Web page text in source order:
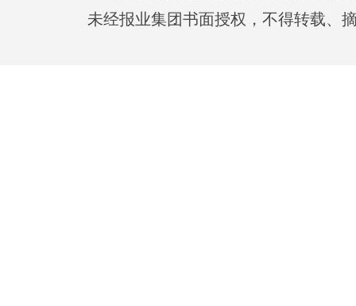
未经报业集团书面授权，不得转载、